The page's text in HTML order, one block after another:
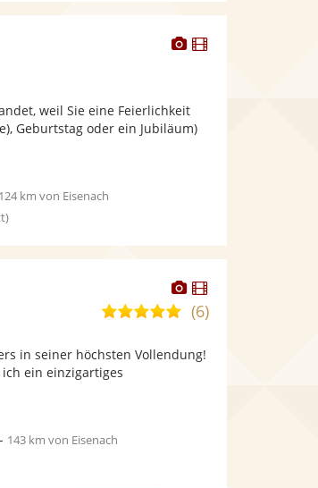
Dieser
bereit.
Dieser
weil Sie eine Feierlichkeit
Geburtstag oder ein Jubiläum)
124 km von Eisenach
Dieser
Künstler
stellt
bereit.
Dieser
Künstler
5,0
5
(6)
in seiner höchsten Vollendung!
ein einzigartiges
143 km von Eisenach